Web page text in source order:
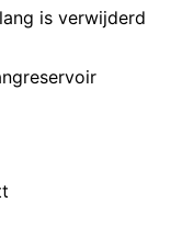
is verwijderd